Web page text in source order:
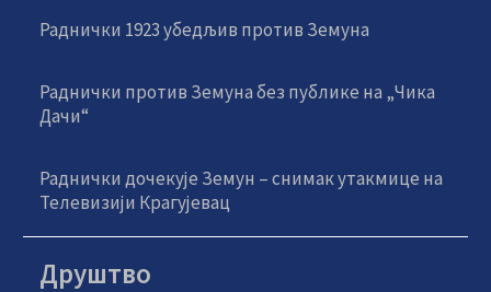
Раднички 1923 убедљив против Земуна
Раднички против Земуна без публике на „Чика
Дачи“
Раднички дочекује Земун – снимак утакмице на
Телевизији Крагујевац
Друштво